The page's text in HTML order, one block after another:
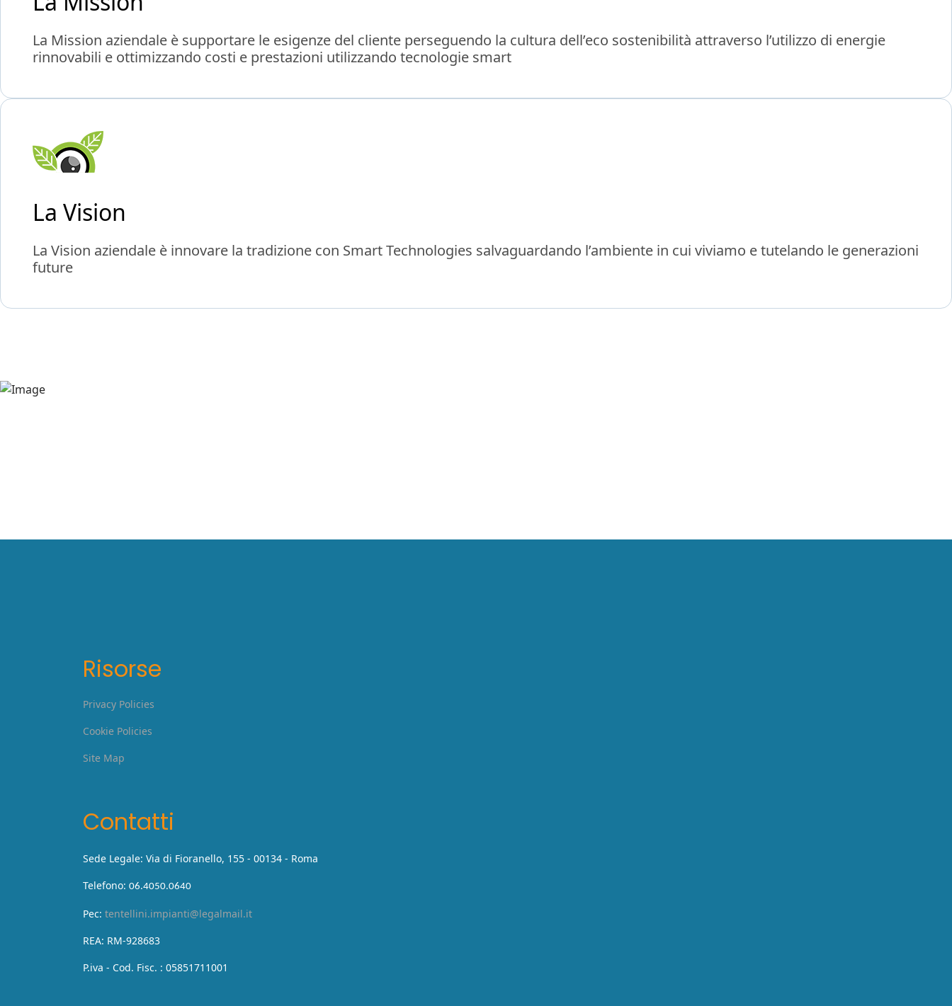
La Mission aziendale è supportare le esigenze del cliente perseguendo la cultura dell’eco sostenibilità attraverso l’utilizzo di energie
rinnovabili e ottimizzando costi e prestazioni utilizzando tecnologie smart
La Vision
La Vision aziendale è innovare la tradizione con Smart Technologies salvaguardando l’ambiente in cui viviamo e tutelando le generazioni
future
Risorse
Privacy Policies
Cookie Policies
Site Map
Contatti
Sede Legale: Via di Fioranello, 155 - 00134 - Roma
Telefono: 06.4050.0640
Pec: tentellini.impianti@legalmail.it
REA: RM-928683
P.iva - Cod. Fisc. : 05851711001